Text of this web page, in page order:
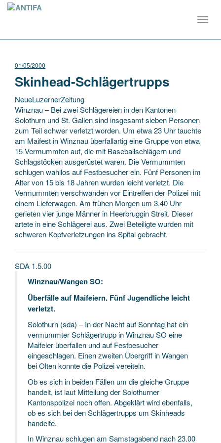
01/05/2000
Skinhead-Schlägertrupps
NeueLuzernerZeitung
Winznau – Bei zwei Schlägereien in den Kantonen
Solothurn und St. Gallen sind insgesamt sieben Personen
zum Teil schwer verletzt worden. Um etwa 23 Uhr tauchte
am Maifest in Winznau überfallartig eine Gruppe von etwa
15 Vermummten auf, die mit Baseballschlägern und
Schlagstöckenausgerüstet waren. Die Vermummten
schlugen wahllos auf Festbesucher ein. Fünf Personen im
Alter von 15 bis 18 Jahren wurden leicht verletzt. Die
Vermummten verschwanden vor Eintreffen der Polizei mit
einem Lieferwagen. Am frühen Morgen um 3.40 Uhr
gerieten vier junge Männer in Heerbruggin Streit. Dieser
artete in eine Schlägerei aus. Zwei Beteiligte wurden mit
schweren Kopfverletzungen ins Spital gebracht.
SDA 1.5.00
Winznau/Wangen SO:
Überfälle auf Maifeiern. Fünf Jugendliche leicht
verletzt.
Solothurn (sda) – In der Nacht auf Sonntag hat ein
vermummter Schlägertrupp in Winznau SO eine
Maifeier überfallen und auf Festbesucher
eingeschlagen. Einen zweiten Übergriff in Wangen
bei Olten konnte die Polizei vereiteln.
Ob es sich in beiden Fällen um die gleiche Gruppe
handelt, ist laut Mitteilung der Solothurner
Kantonspolizei noch offen. Abgeklärt wird ebenfalls,
ob es sich bei den Schlägertrupps um Skinheads
handelte.
In Winznau schlugen am Samstagabend nach 23.00